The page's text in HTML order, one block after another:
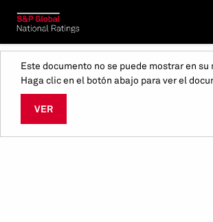
Este documento no se puede mostrar en su
Haga clic en el botón abajo para ver el
VER